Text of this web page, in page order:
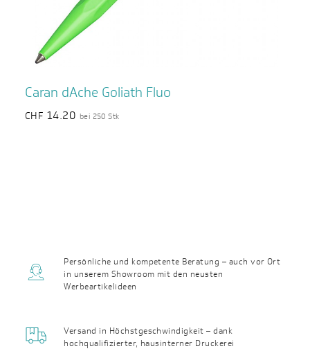
Caran dAche Goliath Fluo
CHF 14.20 bei 250 Stk
Persönliche und kompetente Beratung – auch vor Ort
in unserem Showroom mit den neusten
Werbeartikelideen
Versand in Höchst­geschwin­digkeit – dank
hochqualifizierter, haus­interner Druckerei